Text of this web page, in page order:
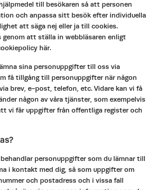
till besökaren så att personen
och anpassa sitt besök efter individuella
att säga nej eller ja till cookies.
genom att ställa in webbläsaren enligt
här.
sina personuppgifter till oss via
få tillgång till personuppgifter när någon
brev, e-post, telefon, etc. Vidare kan vi få
någon av våra tjänster, som exempelvis
vi får uppgifter från offentliga register och
behandlar personuppgifter som du lämnar till
i kontakt med dig, så som uppgifter om
och postadress och i vissa fall